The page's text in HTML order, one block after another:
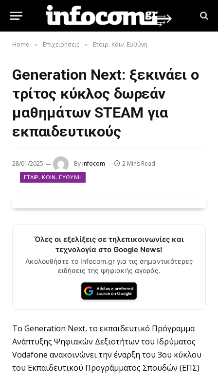
Home » Επιχειρήσεις » Εταιρ. Κοιν. Ευθύνη
Generation Next: ξεκινάει o
τρίτος κύκλος δωρεάν
μαθημάτων STEΑM για
εκπαιδευτικούς
28/01/2025 Byinfocom 2 Mins Read
ΕΤΑΙΡ. ΚΟΙΝ. ΕΥΘΎΝΗ
Όλες οι εξελίξεις σε τηλεπικοινωνίες και
τεχνολογία στο Google News!
Ακολουθήστε το Infocom.gr για τις σημαντικότερες
ειδήσεις της ψηφιακής αγοράς.
Το Generation Next, το εκπαιδευτικό Πρόγραμμα
Ανάπτυξης Ψηφιακών Δεξιοτήτων του Ιδρύματος
Vodafone ανακοινώνει την έναρξη του 3ου κύκλου
του Εκπαιδευτικού Προγράμματος Σπουδών (ΕΠΣ)